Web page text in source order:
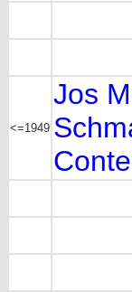
<=1949
Jos